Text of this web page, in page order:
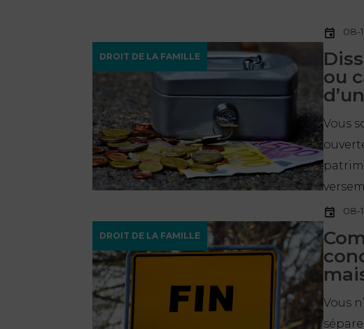
DROIT DE LA FAMILLE
08-
ou
Vous
DROIT DE LA FAMILLE
08-
Vous